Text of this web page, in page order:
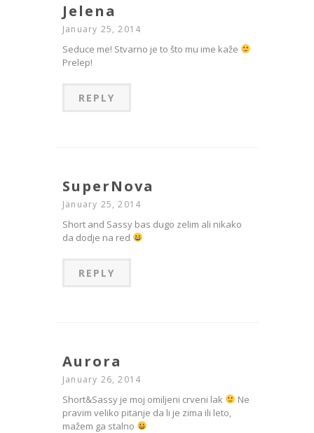
Jelena
January 25, 2014
Seduce me! Stvarno je to što mu ime kaže
Prelep!
REPLY
SuperNova
January 25, 2014
Short and Sassy bas dugo zelim ali nikako
da dodje na red
REPLY
Aurora
January 26, 2014
Short&Sassy je moj omiljeni crveni lak
Ne
pravim veliko pitanje da li je zima ili leto,
mažem ga stalno